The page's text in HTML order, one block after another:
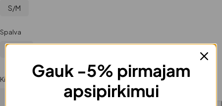
S/M
Spalva
Kiekis
Gauk -5% pirmajam
apsipirkimui